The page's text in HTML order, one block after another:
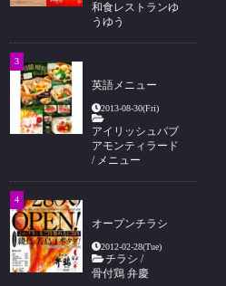
和食レストランゆ
うゆう
英語メニュー
2013-08-30(Fri)
アイリッシュパブ
アモンティラード
/ メニュー
オープンチラシ
2012-02-28(Tue)
チラシ /
骨付鶏 弁慶